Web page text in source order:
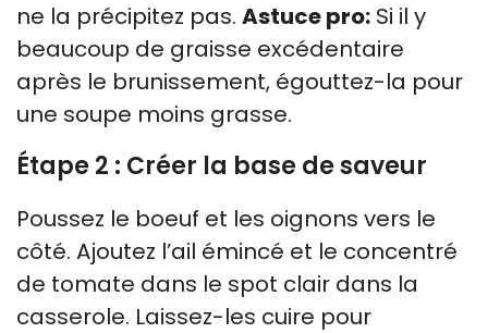
ne la précipitez pas. Astuce pro: Si il y
beaucoup de graisse excédentaire
après le brunissement, égouttez-la pour
une soupe moins grasse.
Étape 2 : Créer la base de saveur
Poussez le boeuf et les oignons vers le
côté. Ajoutez l’ail émincé et le concentré
de tomate dans le spot clair dans la
casserole. Laissez-les cuire pour